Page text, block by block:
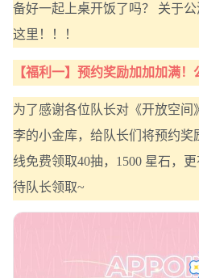
备好一起上桌开饭了吗？ 关于
这里！！！
【福利一】预约奖励加加加满！
为了感谢各位队长对《开放空
李的小金库，给队长们将预约
线免费领取40抽，1500 星石，
待队长领取~